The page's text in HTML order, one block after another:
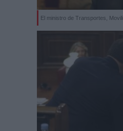
El ministro de Transportes,